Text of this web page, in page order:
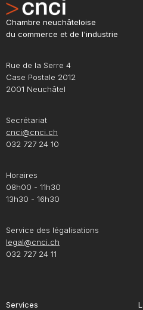
Chambre neuchâteloise
du commerce et de l'industrie
Rue de la Serre 4
Case Postale 2012
2001 Neuchâtel
Secrétariat
cnci@cnci.ch
032 727 24 10
Horaires
08h00 - 11h30
13h30 - 16h30
Service des légalisations
legal@cnci.ch
032 727 24 11
Services